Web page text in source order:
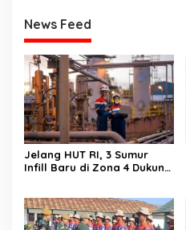
News Feed
Jelang HUT RI, 3 Sumur
Infill Baru di Zona 4 Dukung